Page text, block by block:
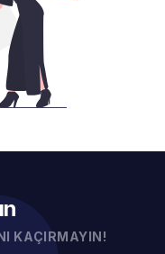
KAÇIRMAYIN!